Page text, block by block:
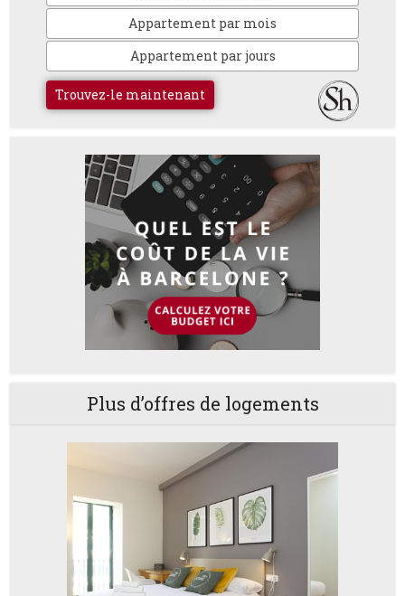
Appartement par mois
Appartement par jours
Trouvez-le maintenant
Plus d’offres de logements